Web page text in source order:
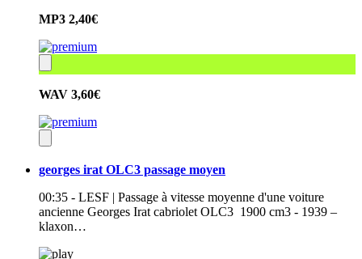
MP3 2,40€
WAV 3,60€
georges irat OLC3 passage moyen
00:35 - LESF | Passage à vitesse moyenne d'une voiture
ancienne Georges Irat cabriolet OLC3 1900 cm3 - 1939 –
klaxon…